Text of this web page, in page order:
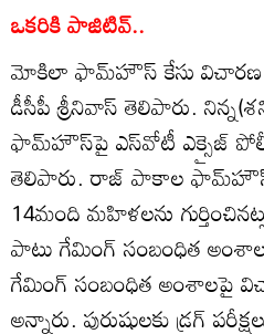
ఒకరికి పాజిటివ్..
మోకిలా ఫామ్‌హౌస్ కేసు విచారణ
డీసీపీ శ్రీనివాస్ తెలిపారు.
ఫామ్‌హౌస్‌పై ఎస్‌వోటీ ఎక్సైజ్
తెలిపారు. రాజ్ పాకాల
14మంది మహిళలను
పాటు గేమింగ్ సంబంధిత అంశాలు
గేమింగ్ సంబంధిత అంశాలపై
అన్నారు. పురుషులకు డ్రగ్